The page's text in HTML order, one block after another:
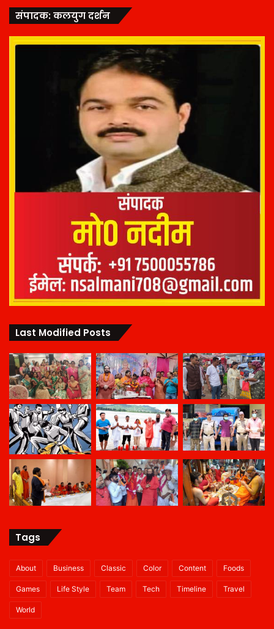
संपादक: कलयुग दर्शन
Last Modified Posts
Tags
About Business Classic Color Content Foods
Games Life Style Team Tech Timeline Travel
World